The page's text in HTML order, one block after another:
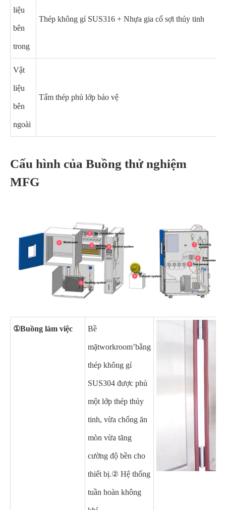
liệu
bên
trong
Thép không gỉ SUS316 + Nhựa gia cố sợi thủy tinh
Vật
liệu
bên
ngoài
Tấm thép phủ lớp bảo vệ
Cấu hình của Buồng thử nghiệm
MFG
①Buồng làm việc Bề
mặtworkroom’bằng
thép không gỉ
SUS304 được phủ
một lớp thép thủy
tinh, vừa chống ăn
mòn vừa tăng
cường độ bền cho
thiết bị.② Hệ thống
tuần hoàn không